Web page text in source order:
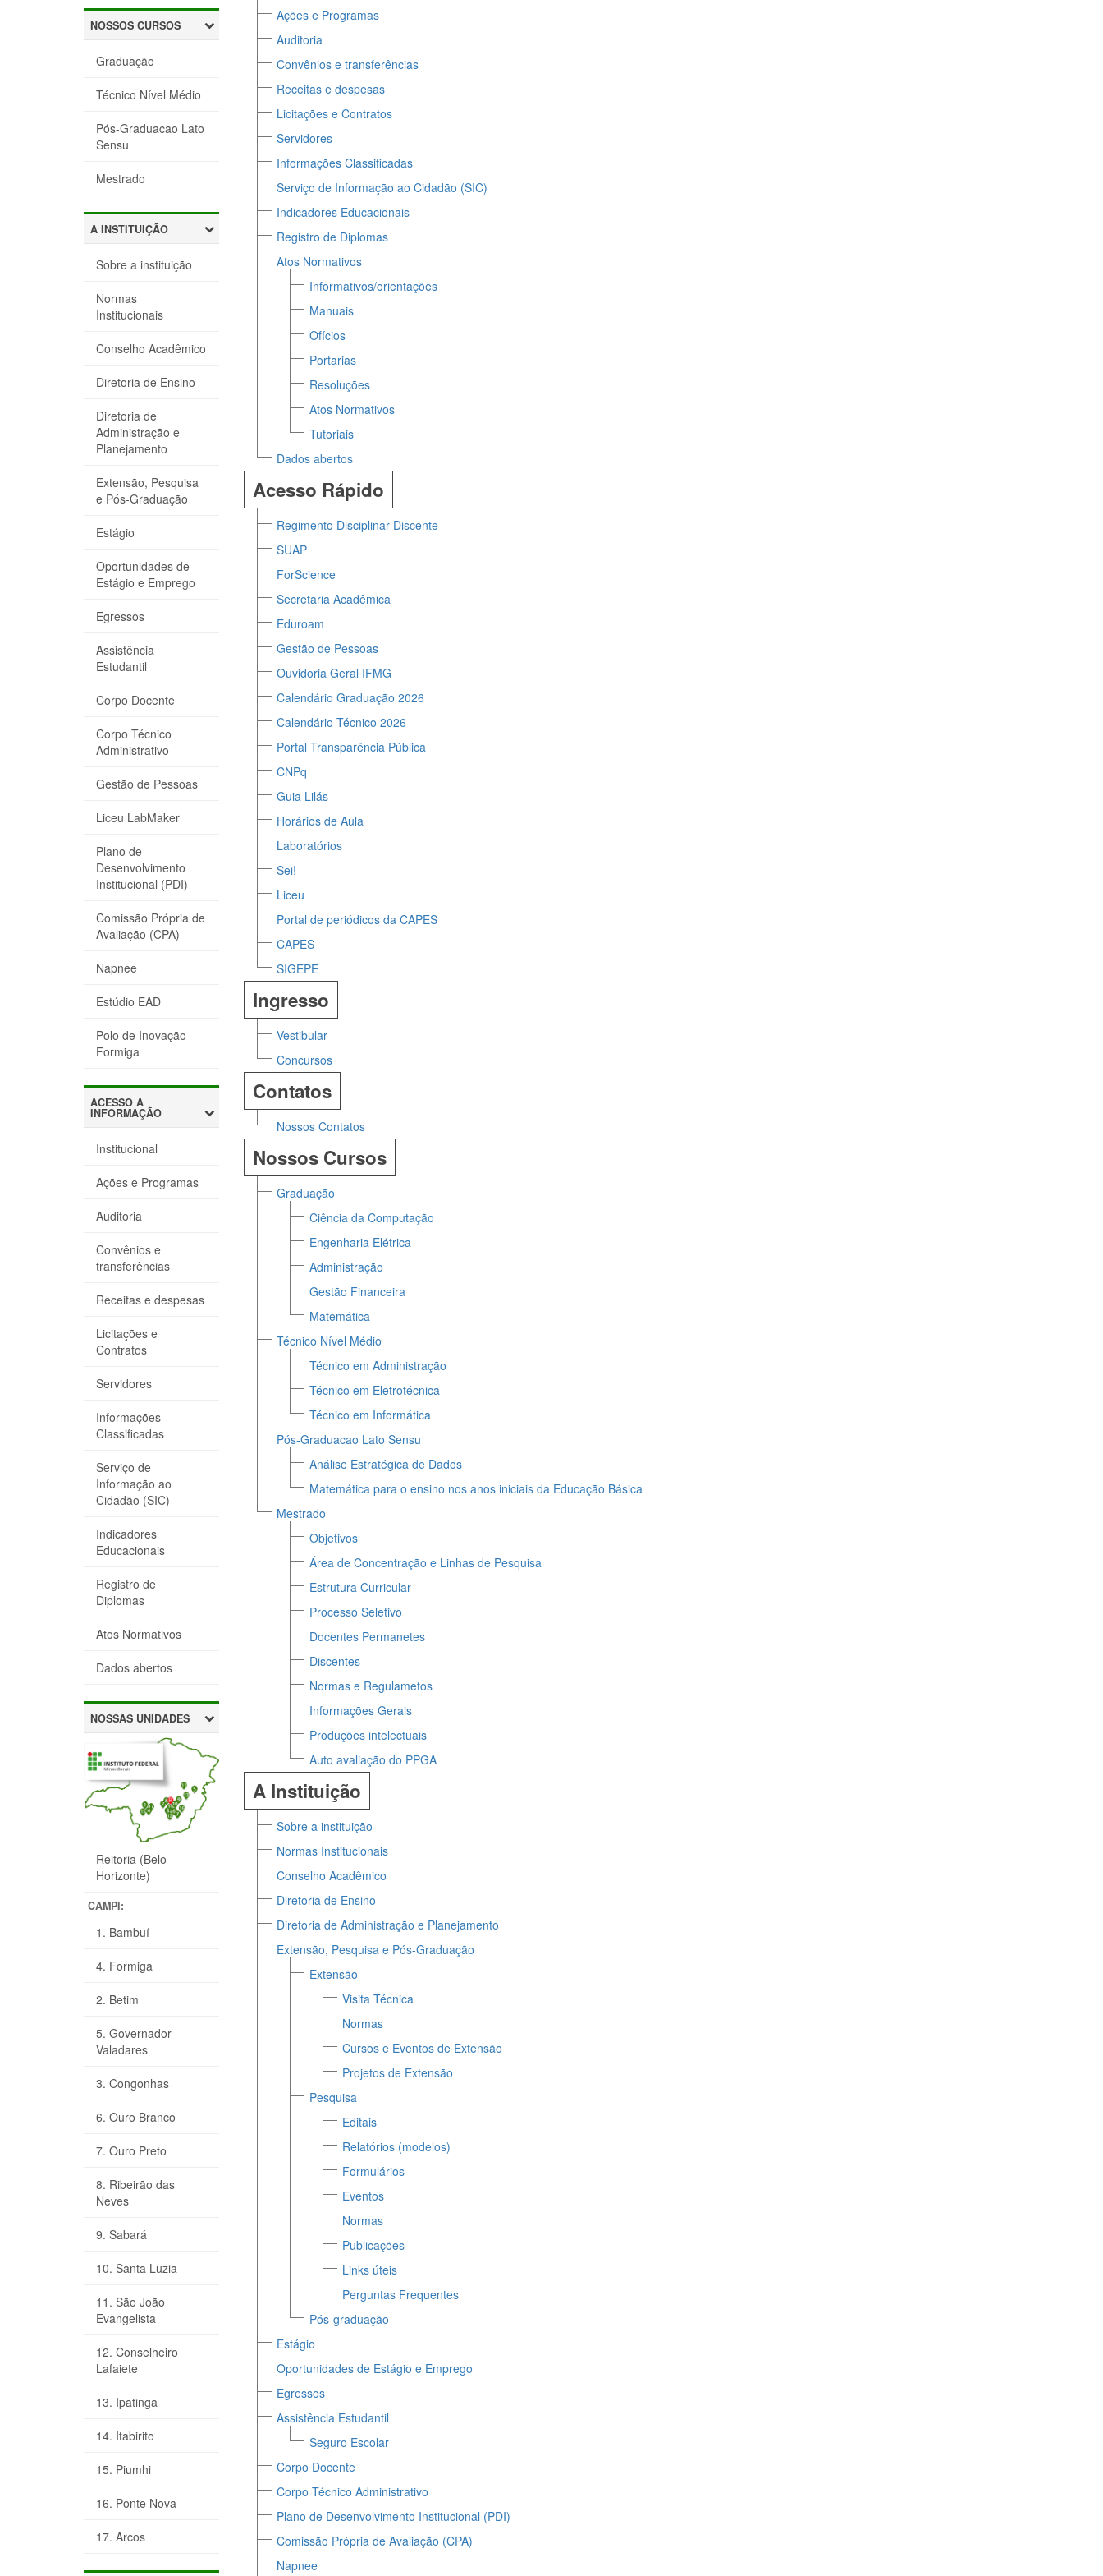
NOSSOS CURSOS
Graduação
Técnico Nível Médio
Pós-Graduacao Lato
Sensu
Mestrado
A INSTITUIÇÃO
Sobre a instituição
Normas
Institucionais
Conselho Acadêmico
Diretoria de Ensino
Diretoria de
Administração e
Planejamento
Extensão, Pesquisa
e Pós-Graduação
Estágio
Oportunidades de
Estágio e Emprego
Egressos
Assistência
Estudantil
Corpo Docente
Corpo Técnico
Administrativo
Gestão de Pessoas
Liceu LabMaker
Plano de
Desenvolvimento
Institucional (PDI)
Comissão Própria de
Avaliação (CPA)
Napnee
Estúdio EAD
Polo de Inovação
Formiga
ACESSO À
INFORMAÇÃO
Institucional
Ações e Programas
Auditoria
Convênios e
transferências
Receitas e despesas
Licitações e
Contratos
Servidores
Informações
Classificadas
Serviço de
Informação ao
Cidadão (SIC)
Indicadores
Educacionais
Registro de
Diplomas
Atos Normativos
Dados abertos
NOSSAS UNIDADES
Reitoria (Belo
Horizonte)
CAMPI:
1. Bambuí
4. Formiga
2. Betim
5. Governador
Valadares
3. Congonhas
6. Ouro Branco
7. Ouro Preto
8. Ribeirão das
Neves
9. Sabará
10. Santa Luzia
11. São João
Evangelista
12. Conselheiro
Lafaiete
13. Ipatinga
14. Itabirito
15. Piumhi
16. Ponte Nova
17. Arcos
Ações e Programas
Auditoria
Convênios e transferências
Receitas e despesas
Licitações e Contratos
Servidores
Informações Classificadas
Serviço de Informação ao Cidadão (SIC)
Indicadores Educacionais
Registro de Diplomas
Atos Normativos
Informativos/orientações
Manuais
Ofícios
Portarias
Resoluções
Atos Normativos
Tutoriais
Dados abertos
Acesso Rápido
Regimento Disciplinar Discente
SUAP
ForScience
Secretaria Acadêmica
Eduroam
Gestão de Pessoas
Ouvidoria Geral IFMG
Calendário Graduação 2026
Calendário Técnico 2026
Portal Transparência Pública
CNPq
Guia Lilás
Horários de Aula
Laboratórios
Sei!
Liceu
Portal de periódicos da CAPES
CAPES
SIGEPE
Ingresso
Vestibular
Concursos
Contatos
Nossos Contatos
Nossos Cursos
Graduação
Ciência da Computação
Engenharia Elétrica
Administração
Gestão Financeira
Matemática
Técnico Nível Médio
Técnico em Administração
Técnico em Eletrotécnica
Técnico em Informática
Pós-Graduacao Lato Sensu
Análise Estratégica de Dados
Matemática para o ensino nos anos iniciais da Educação Básica
Mestrado
Objetivos
Área de Concentração e Linhas de Pesquisa
Estrutura Curricular
Processo Seletivo
Docentes Permanetes
Discentes
Normas e Regulametos
Informações Gerais
Produções intelectuais
Auto avaliação do PPGA
A Instituição
Sobre a instituição
Normas Institucionais
Conselho Acadêmico
Diretoria de Ensino
Diretoria de Administração e Planejamento
Extensão, Pesquisa e Pós-Graduação
Extensão
Visita Técnica
Normas
Cursos e Eventos de Extensão
Projetos de Extensão
Pesquisa
Editais
Relatórios (modelos)
Formulários
Eventos
Normas
Publicações
Links úteis
Perguntas Frequentes
Pós-graduação
Estágio
Oportunidades de Estágio e Emprego
Egressos
Assistência Estudantil
Seguro Escolar
Corpo Docente
Corpo Técnico Administrativo
Plano de Desenvolvimento Institucional (PDI)
Comissão Própria de Avaliação (CPA)
Napnee